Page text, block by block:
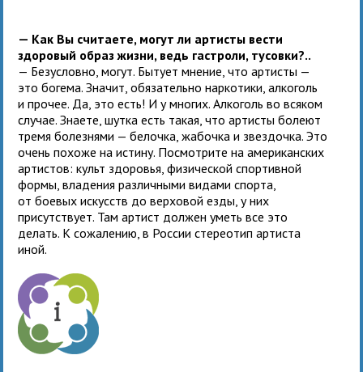
— Как Вы считаете, могут ли артисты вести
здоровый образ жизни, ведь гастроли, тусовки?..
— Безусловно, могут. Бытует мнение, что артисты —
это богема. Значит, обязательно наркотики, алкоголь
и прочее. Да, это есть! И у многих. Алкоголь во всяком
случае. Знаете, шутка есть такая, что артисты болеют
тремя болезнями — белочка, жабочка и звездочка. Это
очень похоже на истину. Посмотрите на американских
артистов: культ здоровья, физической спортивной
формы, владения различными видами спорта,
от боевых искусств до верховой езды, у них
присутствует. Там артист должен уметь все это
делать. К сожалению, в России стереотип артиста
иной.